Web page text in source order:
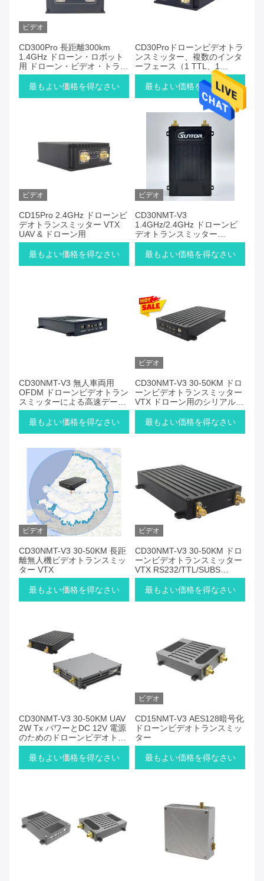
ビデオ
CD300Pro 長距離300km
1.4GHz ドローン・ロボット
用 ドローン・ビデオ・トラン
スミッター
最もよい価格を得なさい
CD30Proドローンビデオトラ
ンスミッター、複数のインタ
ーフェース（1 TTL、1
RS232、1 S.BUSシリアルポ
ート、1イーサネットポー
ト）、AES128暗号化
最もよい価格を得なさい
ビデオ
CD15Pro 2.4GHz ドローンビ
デオトランスミッター VTX
UAV & ドローン用
最もよい価格を得なさい
ビデオ
CD30NMT-V3
1.4GHz/2.4GHz ドローンビ
デオトランスミッター
AES128 セキュリティ暗号化
ドローンデータリンク
最もよい価格を得なさい
CD30NMT-V3 無人車両用
OFDM ドローンビデオトラン
スミッターによる高速データ
転送
最もよい価格を得なさい
ビデオ
CD30NMT-V3 30-50KM ドロ
ーンビデオトランスミッター
VTX ドローン用のシリアルポ
ート RS232/TTL/SBUS で
2.4GHz 1.4GHz 800MHzで動
最もよい価格を得なさい
ビデオ
CD30NMT-V3 30-50KM 長距
離無人機ビデオトランスミッ
ター VTX
最もよい価格を得なさい
ビデオ
CD30NMT-V3 30-50KM ドロ
ーンビデオトランスミッター
VTX RS232/TTL/SUBS
PiHawk MAVLink
最もよい価格を得なさい
CD30NMT-V3 30-50KM UAV
2W Tx パワーとDC 12V 電源
のためのドローンビデオトラ
ンスミッター
最もよい価格を得なさい
ビデオ
CD15NMT-V3 AES128暗号化
ドローンビデオトランスミッ
ター
最もよい価格を得なさい